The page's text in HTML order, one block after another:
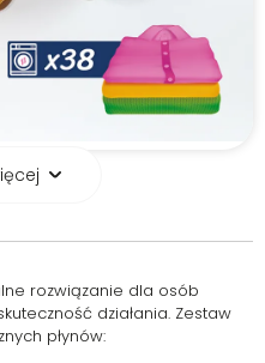
rozwiązanie dla osób
działania. Zestaw
płynów: